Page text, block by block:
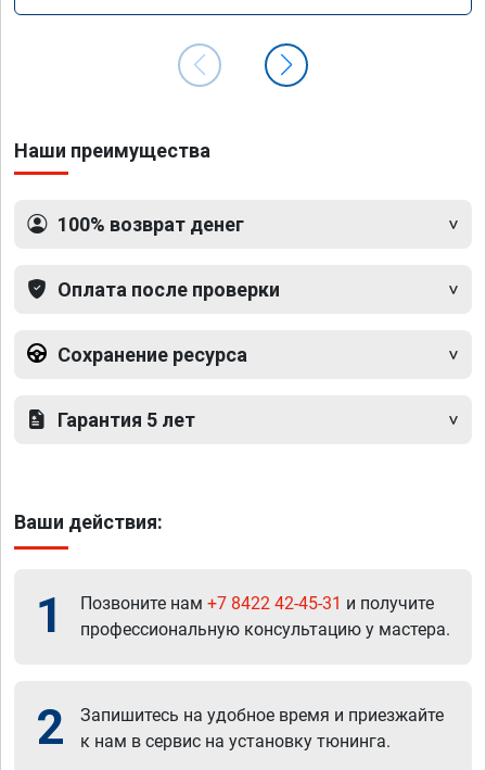
Наши преимущества
100% возврат денег
Оплата после проверки
Сохранение ресурса
Гарантия 5 лет
Ваши действия:
1 Позвоните нам +7 8422 42-45-31 и получите
профессиональную консультацию у мастера.
2
Запишитесь на удобное время и приезжайте
к нам в сервис на установку тюнинга.